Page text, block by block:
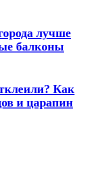
лучше
балконы
Как
и царапин